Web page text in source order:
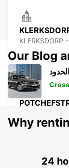
KLERKSDORP
Why
24